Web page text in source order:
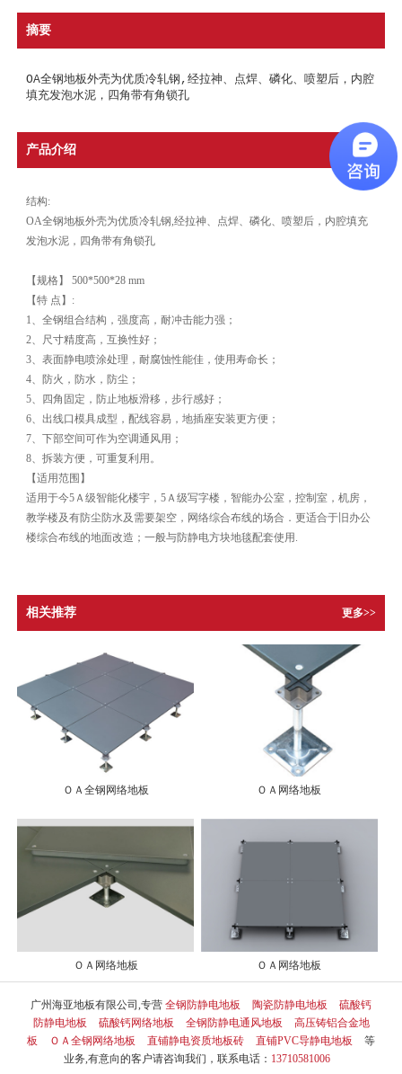
摘要
OA全钢地板外壳为优质冷轧钢,经拉神、点焊、磷化、喷塑后，内腔
填充发泡水泥，四角带有角锁孔
产品介绍
结构:
OA全钢地板外壳为优质冷轧钢,经拉神、点焊、磷化、喷塑后，内腔填充
发泡水泥，四角带有角锁孔
【规格】 500*500*28 mm
【特 点】:
1、全钢组合结构，强度高，耐冲击能力强；
2、尺寸精度高，互换性好；
3、表面静电喷涂处理，耐腐蚀性能佳，使用寿命长；
4、防火，防水，防尘；
5、四角固定，防止地板滑移，步行感好；
6、出线口模具成型，配线容易，地插座安装更方便；
7、下部空间可作为空调通风用；
8、拆装方便，可重复利用。
【适用范围】
适用于今5Ａ级智能化楼宇，5Ａ级写字楼，智能办公室，控制室，机房，
教学楼及有防尘防水及需要架空，网络综合布线的场合．更适合于旧办公
楼综合布线的地面改造；一般与防静电方块地毯配套使用.
相关推荐 更多>>
ＯＡ全钢网络地板 ＯＡ网络地板
ＯＡ网络地板 ＯＡ网络地板
广州海亚地板有限公司,专营 全钢防静电地板 陶瓷防静电地板
硫酸钙
防静电地板
硫酸钙网络地板 全钢防静电通风地板
高压铸铝合金地
板
ＯＡ全钢网络地板 直铺静电资质地板砖 直铺PVC导静电地板
等
业务,有意向的客户请咨询我们，联系电话： 13710581006